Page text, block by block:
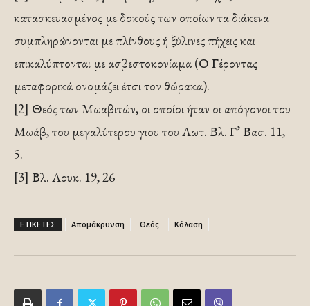
κατασκευασμένος με δοκούς των οποίων τα διάκενα
συμπληρώνονται με πλίνθους ή ξύλινες πήχεις και
επικαλύπτονται με ασβεστοκονίαμα (Ο Γέροντας
μεταφορικά ονομάζει έτσι τον θώρακα).
[2] Θεός των Μωαβιτών, οι οποίοι ήταν οι απόγονοι του
Μωάβ, του μεγαλύτερου γιου του Λωτ. Βλ. Γ’ Βασ. 11,
5.
[3] Βλ. Λουκ. 19, 26
ΕΤΙΚΕΤΕΣ Απομάκρυνση Θεός Κόλαση